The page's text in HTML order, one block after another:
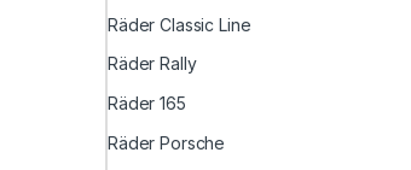
Räder Classic Line
Räder Rally
Räder 165
Räder Porsche